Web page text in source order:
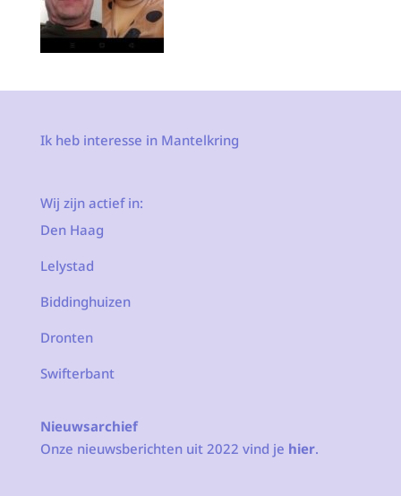
Ik heb interesse in Mantelkring
Wij zijn actief in:
Den Haag
Lelystad
Biddinghuizen
Dronten
Swifterbant
Nieuwsarchief
Onze nieuwsberichten uit 2022 vind je hier.